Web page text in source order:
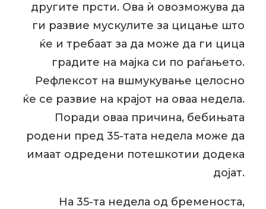
другите прсти. Ова ѝ овозможува да
ги развие мускулите за цицање што
ќе и требаат за да може да ги цица
градите на мајка си по раѓањето.
Рефлексот на вшмукување целосно
ќе се развие на крајот на оваа недела.
Поради оваа причина, бебињата
родени пред 35-тата недела може да
имаат одредени потешкотии додека
дојат.
На 35-та недела од бременоста,